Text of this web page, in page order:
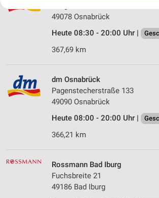
49078 Osnabrück
Heute 08:30 - 20:00 Uhr |
367,69 km
dm Osnabrück
Pagenstecherstraße 133
49090 Osnabrück
Heute 08:00 - 20:00 Uhr |
366,21 km
Rossmann Bad Iburg
Fuchsbreite 21
49186 Bad Iburg
Website/App.
IAB-Verarbeitungszwecke:
auf einem Endgerät
Verwendung reduzierter Daten zur Auswahl
Werbeanzeigen
Erstellung von Profilen für personalisierte
personalisierter Werbung
Erstellung von Profilen zur Personalisierung
von Inhalten